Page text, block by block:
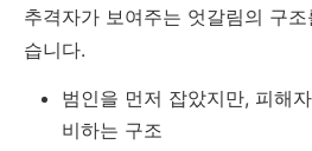
추격자가 보여주는 엇갈림의 구
습니다.
범인을 먼저 잡았지만, 피해
비하는 구조